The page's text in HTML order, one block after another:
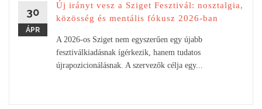
30
ÁPR
Új irányt vesz a Sziget Fesztivál: nosztalgia,
közösség és mentális fókusz 2026-ban
A 2026-os Sziget nem egyszerűen egy újabb
fesztiválkiadásnak ígérkezik, hanem tudatos
újrapozicionálásnak. A szervezők célja egy...